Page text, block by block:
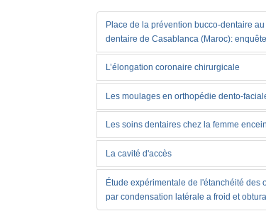
Place de la prévention bucco-dentaire
dentaire de Casablanca (Maroc):
L’élongation coronaire chirurgicale
Les moulages en orthopédie dento-
Les soins dentaires chez la femme
La cavité d'accès
Étude expérimentale de l'étanchéité des
par condensation latérale a froid et